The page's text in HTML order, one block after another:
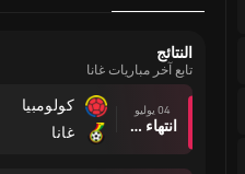
النتائج
تابع آخر مباريات غانا
04 يوليو
انتهاء وقت المباراة
كولومبيا
غانا